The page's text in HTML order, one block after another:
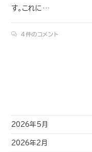
す。これに…
4件のコメント
2026年5月
2026年2月